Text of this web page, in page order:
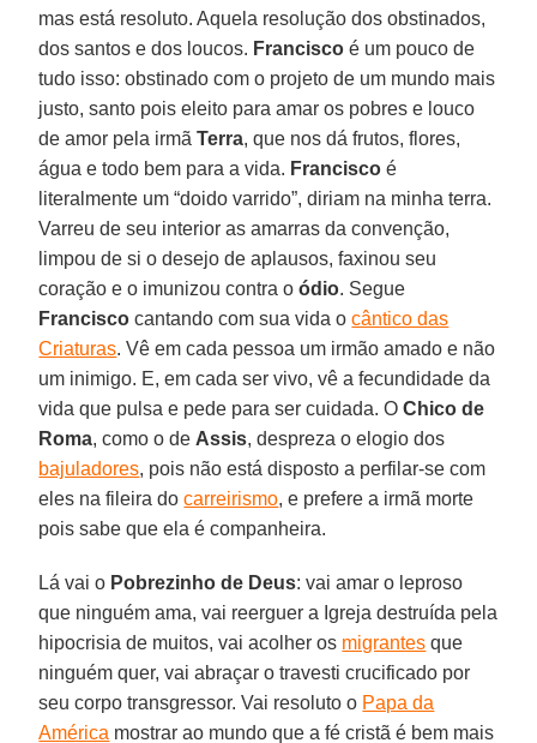
mas está resoluto. Aquela resolução dos obstinados,
dos santos e dos loucos. Francisco é um pouco de
tudo isso: obstinado com o projeto de um mundo mais
justo, santo pois eleito para amar os pobres e louco
de amor pela irmãTerra, que nos dá frutos, flores,
água e todo bem para a vida. Francisco é
literalmente um “doido varrido”, diriam na minha terra.
Varreu de seu interior as amarras da convenção,
limpou de si o desejo de aplausos, faxinou seu
coração e o imunizou contra oódio. Segue
Francisco cantando com sua vida ocântico das
Criaturas. Vê em cada pessoa um irmão amado e não
um inimigo. E, em cada ser vivo, vê a fecundidade da
vida que pulsa e pede para ser cuidada. OChico de
Roma, como o de Assis, despreza o elogio dos
bajuladores, pois não está disposto a perfilar-se com
eles na fileira docarreirismo, e prefere a irmã morte
pois sabe que ela é companheira.
Lá vai o Pobrezinho de Deus: vai amar o leproso
que ninguém ama, vai reerguer a Igreja destruída pela
hipocrisia de muitos, vai acolher os migrantes que
ninguém quer, vai abraçar o travesti crucificado por
seu corpo transgressor. Vai resoluto o Papa da
América mostrar ao mundo que a fé cristã é bem mais